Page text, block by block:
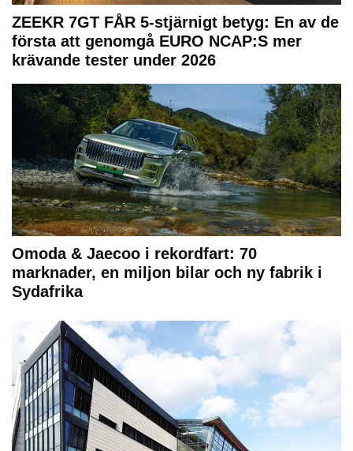
ZEEKR 7GT FÅR 5-stjärnigt betyg: En av de
första att genomgå EURO NCAP:S mer
krävande tester under 2026
Omoda & Jaecoo i rekordfart: 70
marknader, en miljon bilar och ny fabrik i
Sydafrika